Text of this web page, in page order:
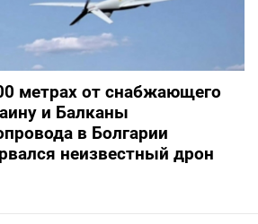
метрах от снабжающего
и Балканы
в Болгарии
неизвестный дрон